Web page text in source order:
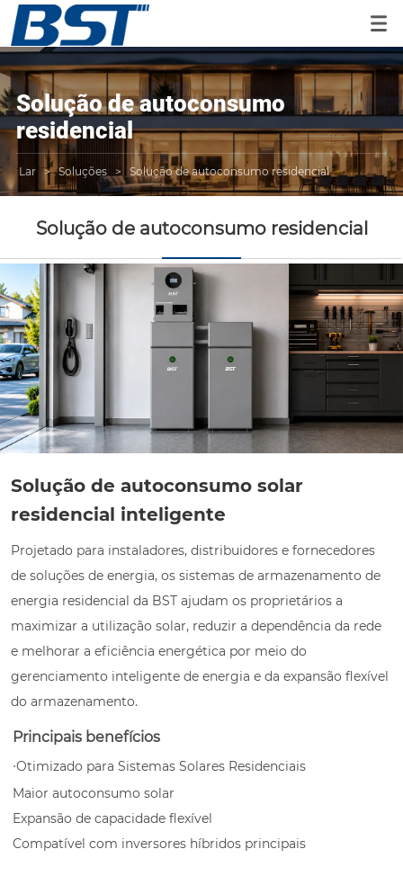
Solução de autoconsumo
residencial
Lar > Soluções > Solução de autoconsumo residencial
Solução de autoconsumo residencial
Solução de autoconsumo solar
residencial inteligente
Projetado para instaladores, distribuidores e fornecedores
de soluções de energia, os sistemas de armazenamento de
energia residencial da BST ajudam os proprietários a
maximizar a utilização solar, reduzir a dependência da rede
e melhorar a eficiência energética por meio do
gerenciamento inteligente de energia e da expansão flexível
do armazenamento.
Principais benefícios
·Otimizado para Sistemas Solares Residenciais
Maior autoconsumo solar
Expansão de capacidade flexível
Compatível com inversores híbridos principais